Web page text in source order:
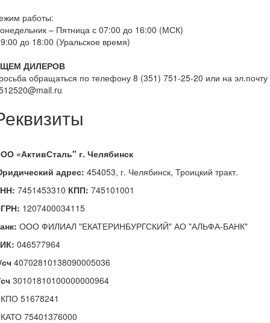
работы:
– Пятница с 07:00 до 16:00 (МСК)
до 18:00 (Уральское время)
ДИЛЕРОВ
обращаться по телефону 8 (351) 751-25-20 или на эл.почту
«АктивСталь" г. Челябинск
адрес: 454053, г. Челябинск, Троицкий тракт.
7451453310 КПП: 745101001
1207400034115
ООО ФИЛИАЛ "ЕКАТЕРИНБУРГСКИЙ" АО "АЛЬФА-БАНК"
046577964
40702810138090005036
30101810100000000964
51678241
75401376000